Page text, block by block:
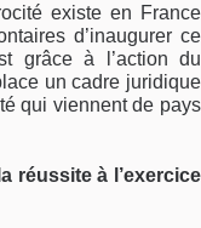
existe en France
d’inaugurer ce
grâce à l’action du
un cadre juridique
qui viennent de pays
réussite à l’exercice